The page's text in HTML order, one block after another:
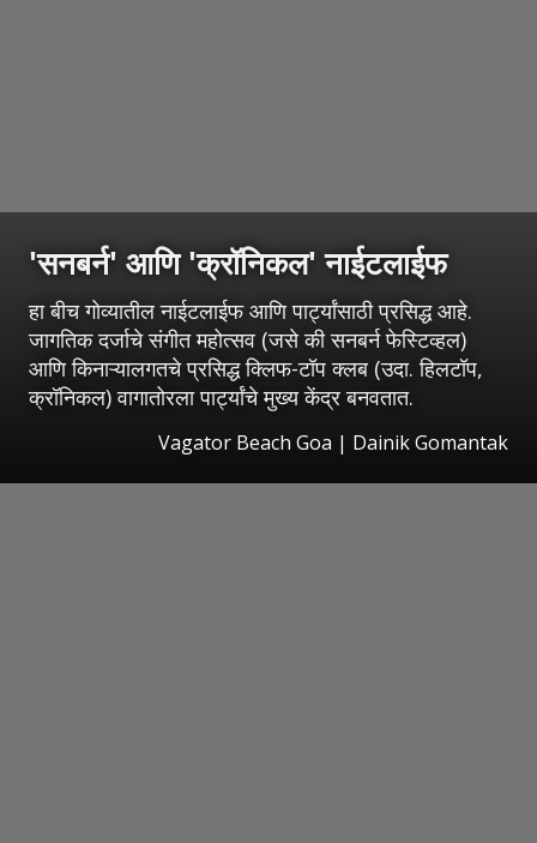
'सनबर्न' आणि 'क्रॉनिकल' नाईटलाईफ
हा बीच गोव्यातील नाईटलाईफ आणि पार्ट्यांसाठी प्रसिद्ध आहे.
जागतिक दर्जाचे संगीत महोत्सव (जसे की सनबर्न फेस्टिव्हल)
आणि किनाऱ्यालगतचे प्रसिद्ध क्लिफ-टॉप क्लब (उदा. हिलटॉप,
क्रॉनिकल) वागातोरला पार्ट्यांचे मुख्य केंद्र बनवतात.
Vagator Beach Goa | Dainik Gomantak